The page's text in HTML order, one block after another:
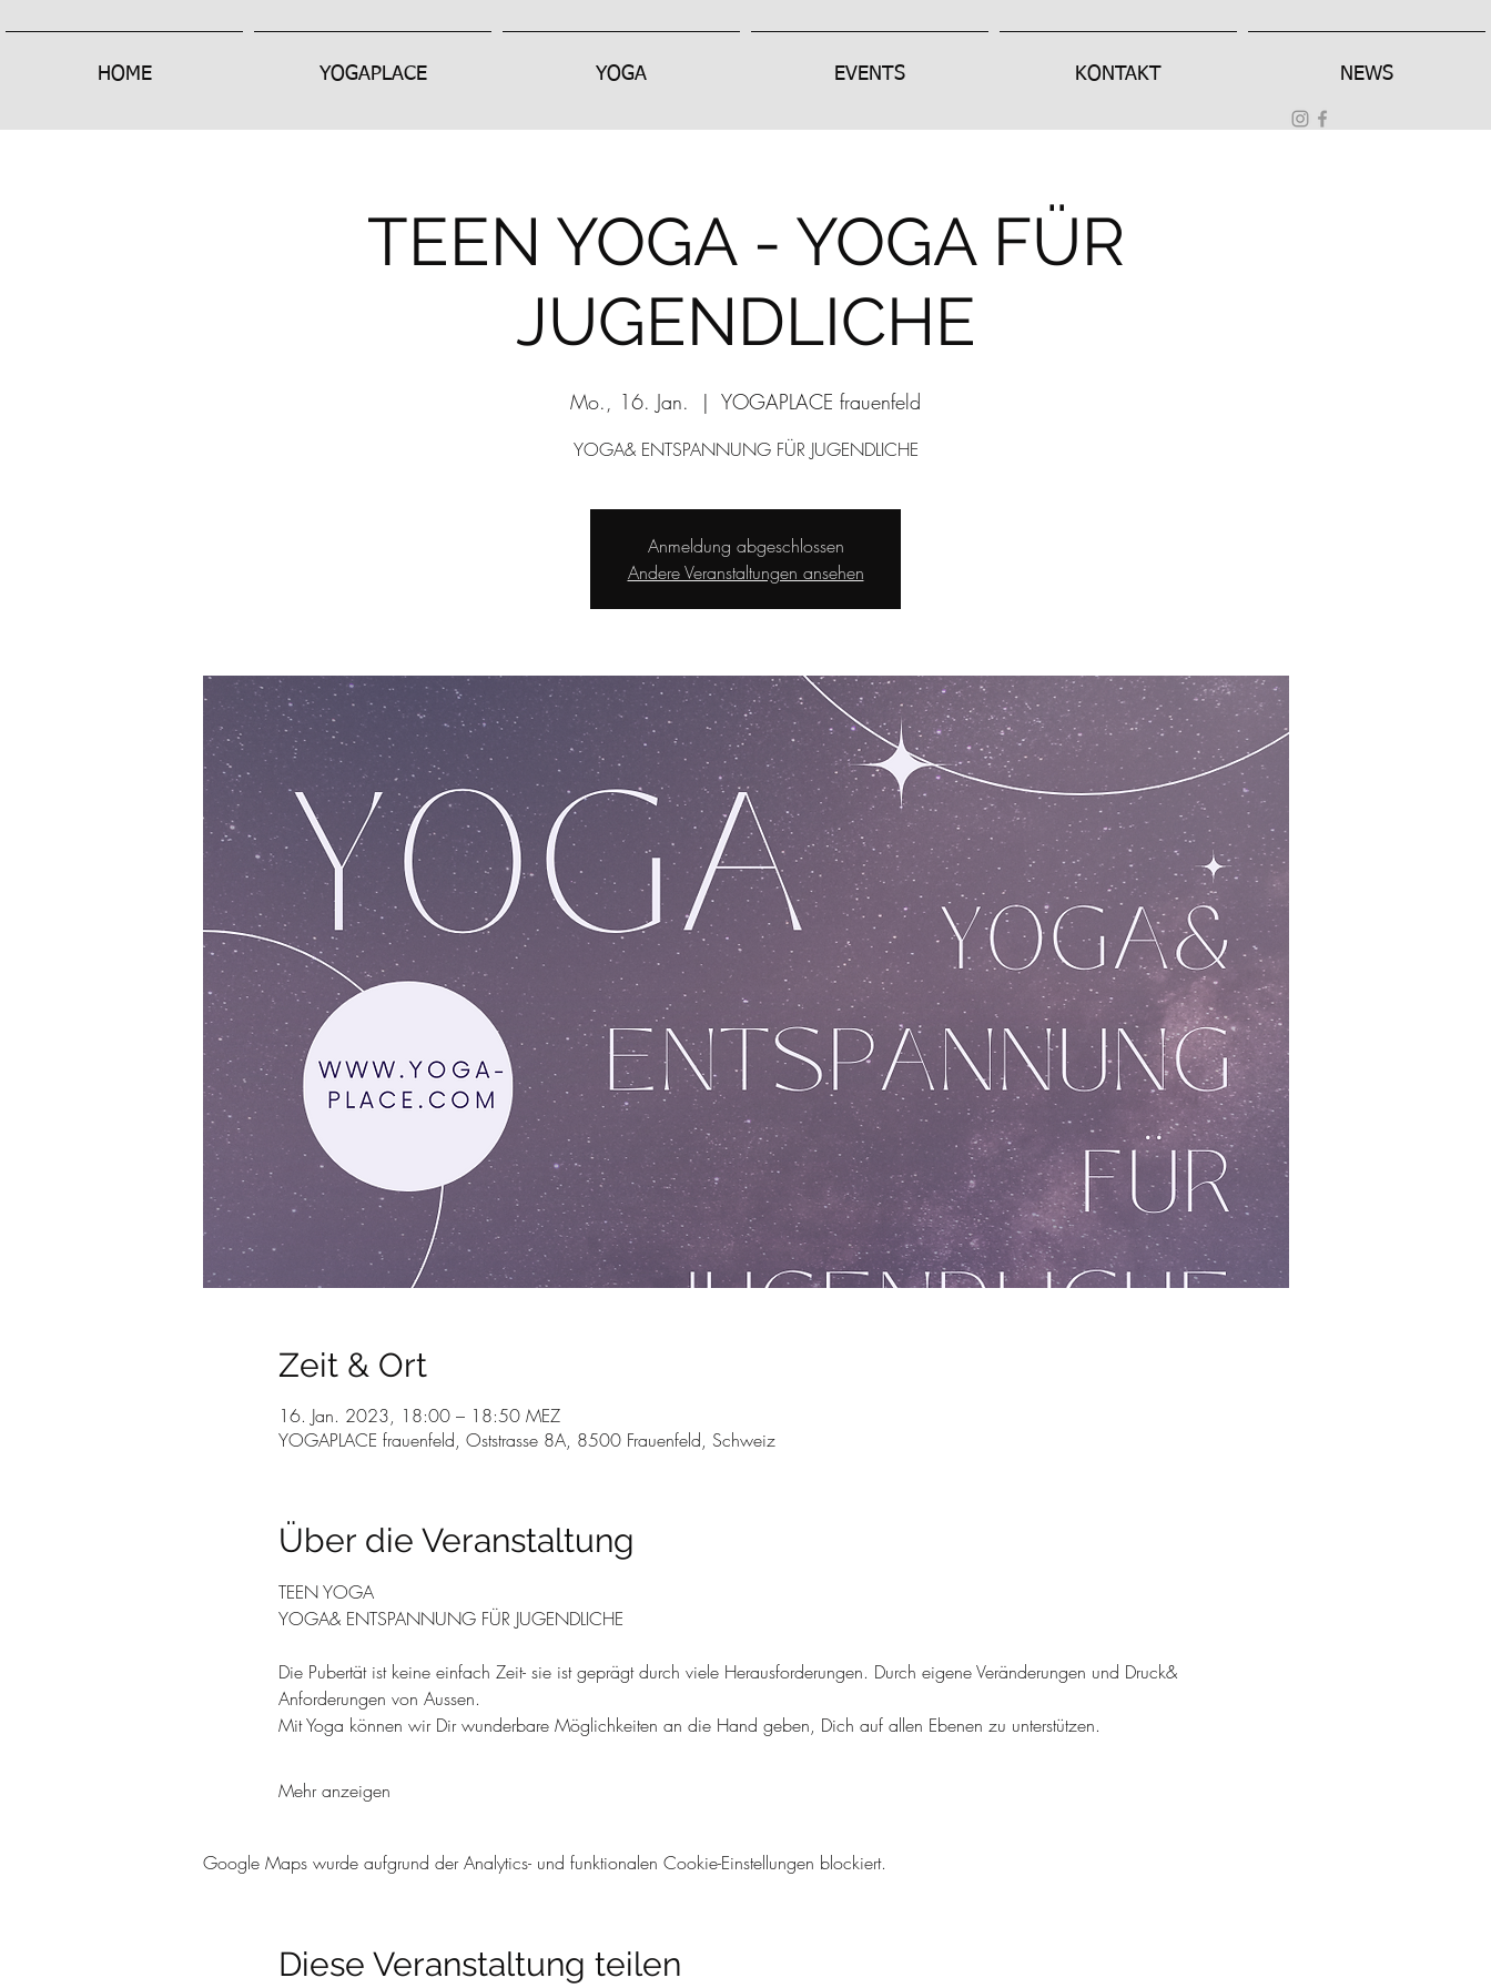
HOME YOGAPLACE YOGA EVENTS KONTAKT NEWS
TEEN YOGA - YOGA FÜR
JUGENDLICHE
Mo., 16. Jan.
  |
YOGAPLACE frauenfeld
YOGA& ENTSPANNUNG FÜR JUGENDLICHE
Anmeldung abgeschlossen
Andere Veranstaltungen ansehen
Zeit & Ort
16. Jan. 2023, 18:00 – 18:50 MEZ
YOGAPLACE frauenfeld, Oststrasse 8A, 8500 Frauenfeld, Schweiz
Über die Veranstaltung
TEEN YOGA
YOGA& ENTSPANNUNG FÜR JUGENDLICHE
Die Pubertät ist keine einfach Zeit- sie ist geprägt durch viele Herausforderungen. Durch eigene Veränderungen und Druck&
Anforderungen von Aussen.
Mit Yoga können wir Dir wunderbare Möglichkeiten an die Hand geben, Dich auf allen Ebenen zu unterstützen.
Mehr anzeigen
Google Maps wurde aufgrund der Analytics- und funktionalen Cookie-Einstellungen blockiert.
Diese Veranstaltung teilen